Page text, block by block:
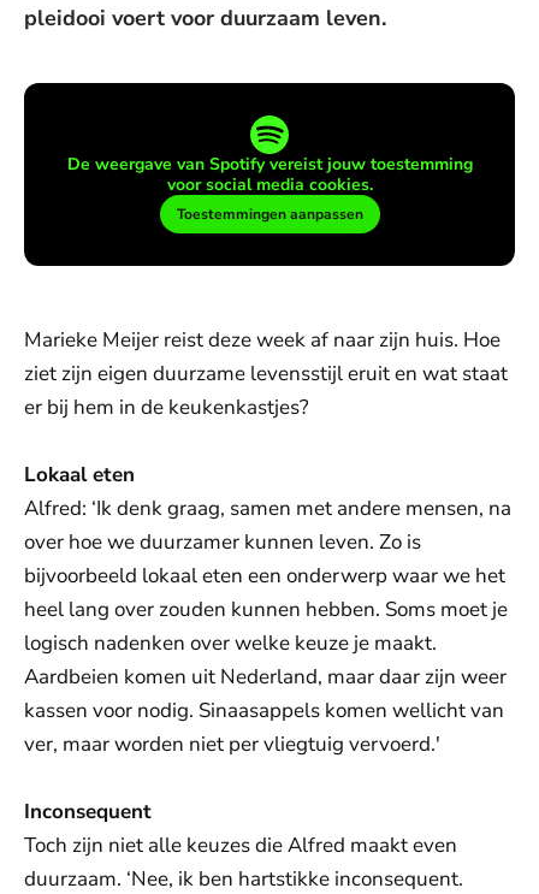
pleidooi voert voor duurzaam leven.
De weergave van Spotify vereist jouw toestemming
voor social media cookies.
Toestemmingen aanpassen
Marieke Meijer reist deze week af naar zijn huis. Hoe
ziet zijn eigen duurzame levensstijl eruit en wat staat
er bij hem in de keukenkastjes?
Lokaal eten
Alfred: ‘Ik denk graag, samen met andere mensen, na
over hoe we duurzamer kunnen leven. Zo is
bijvoorbeeld lokaal eten een onderwerp waar we het
heel lang over zouden kunnen hebben. Soms moet je
logisch nadenken over welke keuze je maakt.
Aardbeien komen uit Nederland, maar daar zijn weer
kassen voor nodig. Sinaasappels komen wellicht van
ver, maar worden niet per vliegtuig vervoerd.'
Inconsequent
Toch zijn niet alle keuzes die Alfred maakt even
duurzaam. ‘Nee, ik ben hartstikke inconsequent.